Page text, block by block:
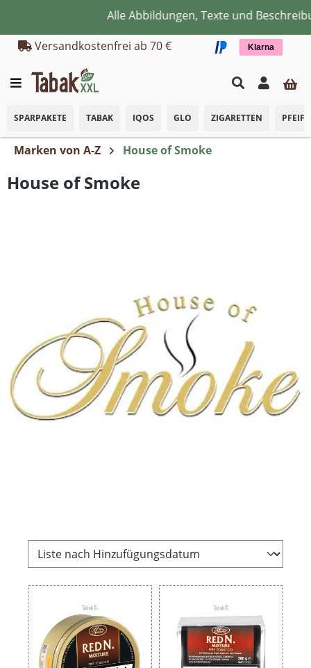
Zum Hauptinhalt springenAlle Abbildungen, Texte und
Versandkostenfrei ab 70 €
Klarna
SPARPAKETE TABAK IQOS GLO ZIGARETTEN
Marken von A-Z House of Smoke
House of Smoke